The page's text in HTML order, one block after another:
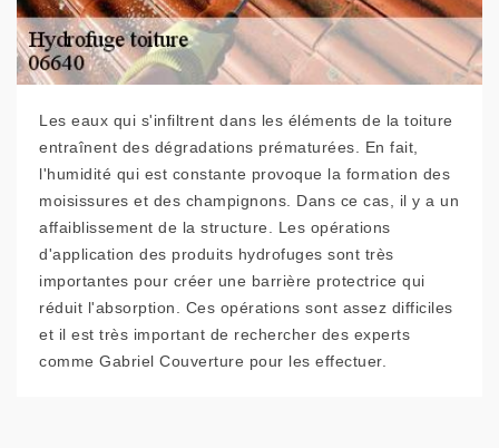
Les eaux qui s'infiltrent dans les éléments de la toiture
entraînent des dégradations prématurées. En fait,
l'humidité qui est constante provoque la formation des
moisissures et des champignons. Dans ce cas, il y a un
affaiblissement de la structure. Les opérations
d'application des produits hydrofuges sont très
importantes pour créer une barrière protectrice qui
réduit l'absorption. Ces opérations sont assez difficiles
et il est très important de rechercher des experts
comme Gabriel Couverture pour les effectuer.